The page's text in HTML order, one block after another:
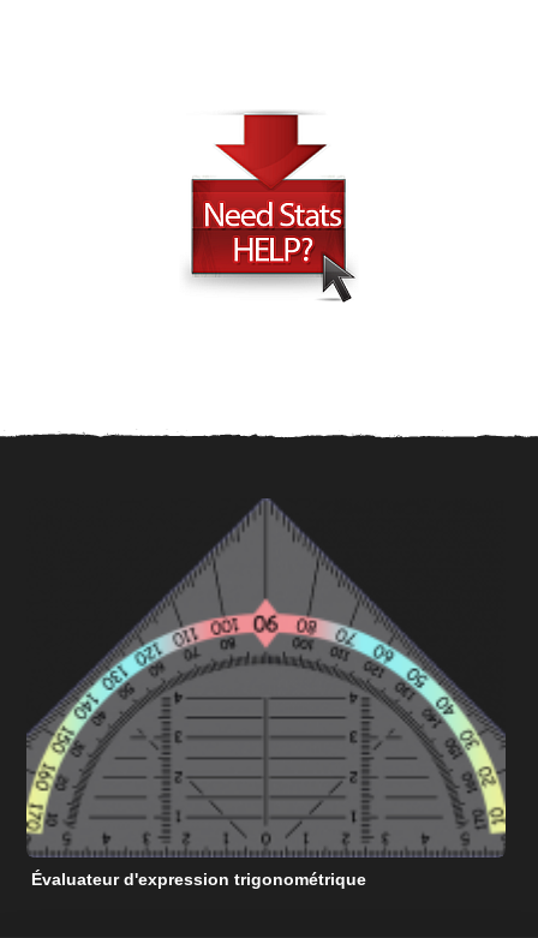
Évaluateur d'expression trigonométrique